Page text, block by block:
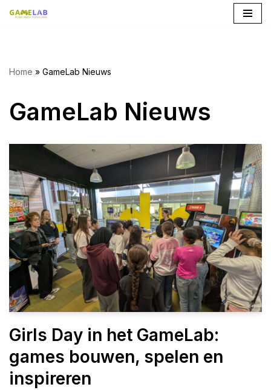
de
Home » GameLab Nieuws
GameLab Nieuws
Girls Day in het GameLab:
games bouwen, spelen en
inspireren